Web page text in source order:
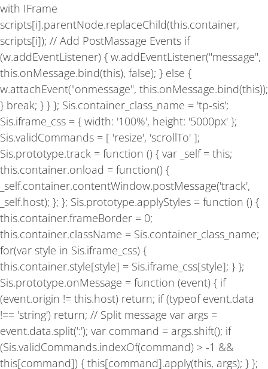
with IFrame
scripts[i].parentNode.replaceChild(this.container,
scripts[i]); // Add PostMassage Events if
(w.addEventListener) { w.addEventListener("message",
this.onMessage.bind(this), false); } else {
w.attachEvent("onmessage", this.onMessage.bind(this));
} break; } } }; Sis.container_class_name = 'tp-sis';
Sis.iframe_css = { width: '100%', height: '5000px' };
Sis.validCommands = [ 'resize', 'scrollTo' ];
Sis.prototype.track = function () { var _self = this;
this.container.onload = function() {
_self.container.contentWindow.postMessage('track',
_self.host); }; }; Sis.prototype.applyStyles = function () {
this.container.frameBorder = 0;
this.container.className = Sis.container_class_name;
for(var style in Sis.iframe_css) {
this.container.style[style] = Sis.iframe_css[style]; } };
Sis.prototype.onMessage = function (event) { if
(event.origin != this.host) return; if (typeof event.data
!== 'string') return; // Split message var args =
event.data.split(':'); var command = args.shift(); if
(Sis.validCommands.indexOf(command) > -1 &&
this[command]) { this[command].apply(this, args); } };